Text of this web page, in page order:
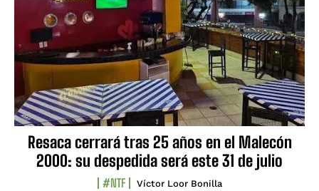
Resaca cerrará tras 25 años en el Malecón
2000: su despedida será este 31 de julio
#NTF Víctor Loor Bonilla